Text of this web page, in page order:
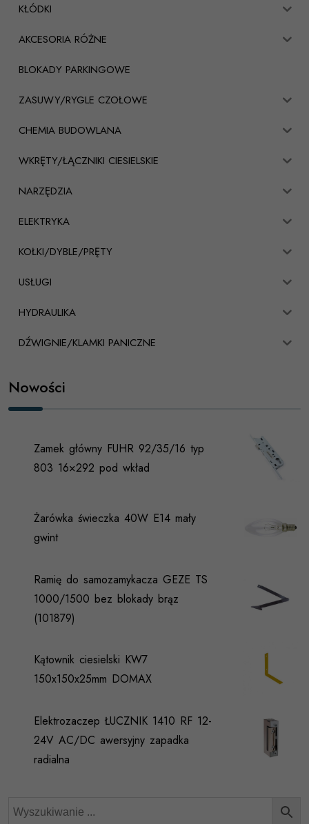
KŁÓDKI
AKCESORIA RÓŻNE
BLOKADY PARKINGOWE
ZASUWY/RYGLE CZOŁOWE
CHEMIA BUDOWLANA
WKRĘTY/ŁĄCZNIKI CIESIELSKIE
NARZĘDZIA
ELEKTRYKA
KOŁKI/DYBLE/PRĘTY
USŁUGI
HYDRAULIKA
DŹWIGNIE/KLAMKI PANICZNE
Nowości
Zamek główny FUHR 92/35/16 typ
803 16×292 pod wkład
Żarówka świeczka 40W E14 mały
gwint
Ramię do samozamykacza GEZE TS
1000/1500 bez blokady brąz
(101879)
Kątownik ciesielski KW7
150x150x25mm DOMAX
Elektrozaczep ŁUCZNIK 1410 RF 12-
24V AC/DC awersyjny zapadka
radialna